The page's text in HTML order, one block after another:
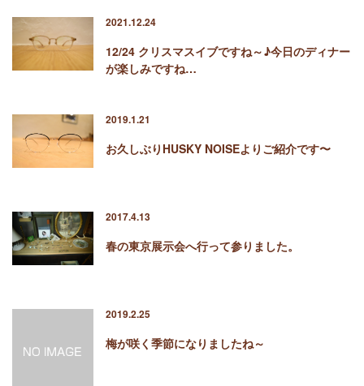
2021.12.24
12/24 クリスマスイブですね～♪今日のディナー
が楽しみですね…
2019.1.21
お久しぶりHUSKY NOISEよりご紹介です〜
2017.4.13
春の東京展示会へ行って参りました。
2019.2.25
梅が咲く季節になりましたね～